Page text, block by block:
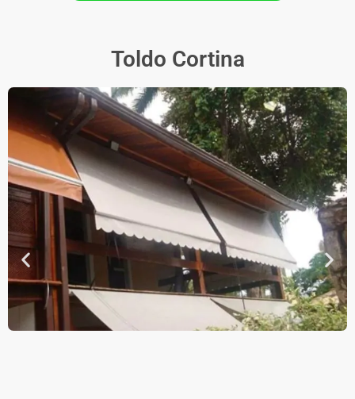
Toldo Cortina